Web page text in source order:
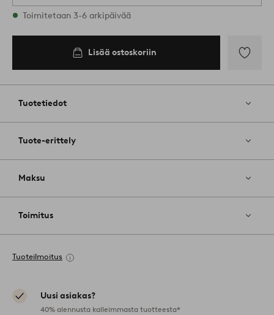
Varastossa
Toimitetaan 3-6 arkipäivää
Lisää ostoskoriin
Tuotetiedot
Tuote-erittely
Maksu
Toimitus
Tuoteilmoitus
Uusi asiakas?
40% alennusta kalleimmasta tuotteesta*